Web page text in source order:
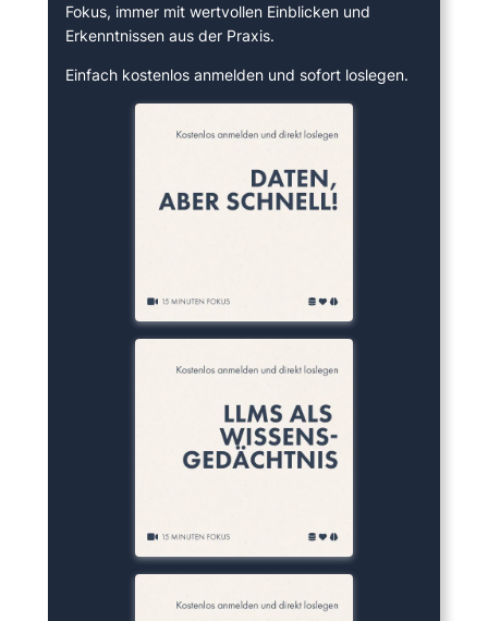
Fokus, immer mit wertvollen Einblicken und
Erkenntnissen aus der Praxis.
Einfach kostenlos anmelden und sofort loslegen.